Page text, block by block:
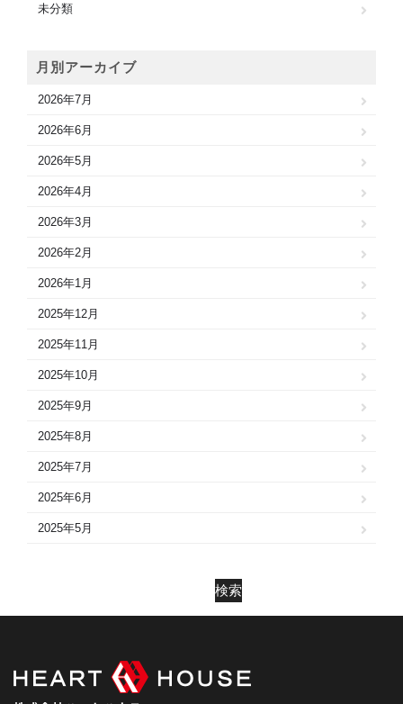
未分類
月別アーカイブ
2026年7月
2026年6月
2026年5月
2026年4月
2026年3月
2026年2月
2026年1月
2025年12月
2025年11月
2025年10月
2025年9月
2025年8月
2025年7月
2025年6月
2025年5月
2025年2月
2024年12月
検索